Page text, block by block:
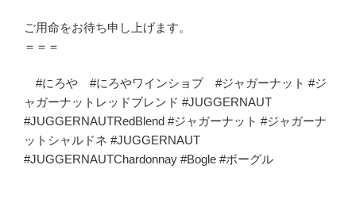
ご用命をお待ち申し上げます。
＝＝＝
#にろや #にろやワインショプ #ジャガーナット #ジ
ャガーナットレッドブレンド #JUGGERNAUT
#JUGGERNAUTRedBlend #ジャガーナット #ジャガーナ
ットシャルドネ #JUGGERNAUT
#JUGGERNAUTChardonnay #Bogle #ボーグル